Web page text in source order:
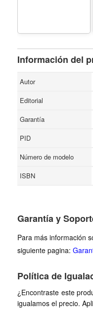
Información del
Autor
Editorial
Garantía
PID
Número de modelo
ISBN
Garantía y
Para más información
siguiente pagina:
Política de
¿Encontraste este
igualamos el precio.